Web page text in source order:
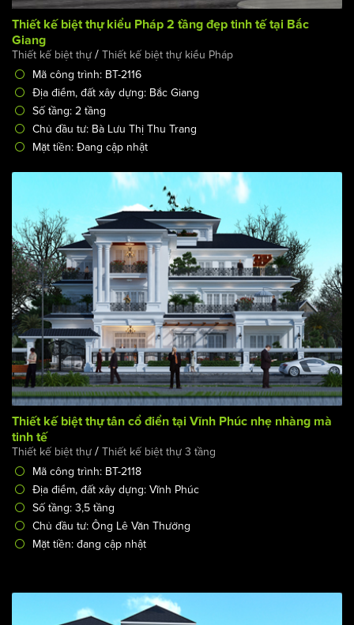
Thiết kế biệt thự kiểu Pháp 2 tầng đẹp tinh tế tại Bắc
Giang
Thiết kế biệt thự / Thiết kế biệt thự kiểu Pháp
Mã công trình: BT-2116
Địa điểm, đất xây dựng: Bắc Giang
Số tầng: 2 tầng
Chủ đầu tư: Bà Lưu Thị Thu Trang
Mặt tiền: Đang cập nhật
Thiết kế biệt thự tân cổ điển tại Vĩnh Phúc nhẹ nhàng mà
tinh tế
Thiết kế biệt thự / Thiết kế biệt thự 3 tầng
Mã công trình: BT-2118
Địa điểm, đất xây dựng: Vĩnh Phúc
Số tầng: 3,5 tầng
Chủ đầu tư: Ông Lê Văn Thưởng
Mặt tiền: đang cập nhật